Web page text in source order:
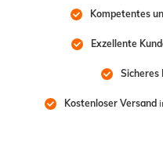
Kompetentes
Exzellente
Sicheres
Kostenloser Versand